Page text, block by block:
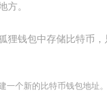
方。
狸钱包中存储比特币
一个新的比特币钱包地址。